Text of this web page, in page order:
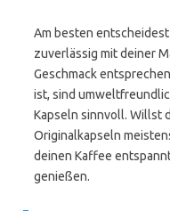
Am besten
zuverlässig mit deiner
Geschmack
ist, sind
Kapseln sinnvoll. Willst
Originalkapseln
deinen Kaffee
genießen.